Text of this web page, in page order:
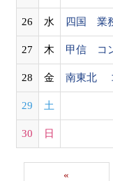
26 水 四国 業
27 木 甲信 コ
28 金 南東北
29 土
30 日
«